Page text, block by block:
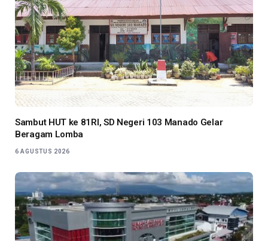
Sambut HUT ke 81RI, SD Negeri 103 Manado Gelar
Beragam Lomba
6 AGUSTUS 2026